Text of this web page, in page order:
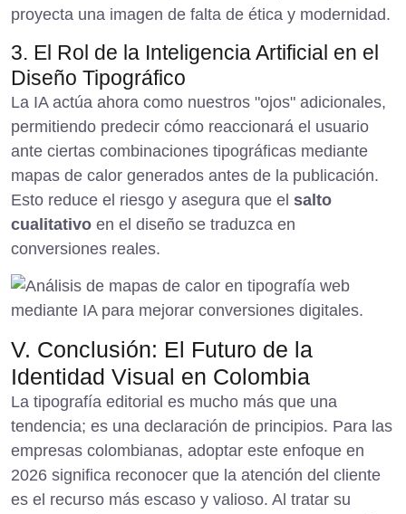
proyecta una imagen de falta de ética y modernidad.
3. El Rol de la Inteligencia Artificial en el
Diseño Tipográfico
La IA actúa ahora como nuestros "ojos" adicionales,
permitiendo predecir cómo reaccionará el usuario
ante ciertas combinaciones tipográficas mediante
mapas de calor generados antes de la publicación.
Esto reduce el riesgo y asegura que el salto
cualitativo en el diseño se traduzca en
conversiones reales.
V. Conclusión: El Futuro de la
Identidad Visual en Colombia
La tipografía editorial es mucho más que una
tendencia; es una declaración de principios. Para las
empresas colombianas, adoptar este enfoque en
2026 significa reconocer que la atención del cliente
es el recurso más escaso y valioso. Al tratar su